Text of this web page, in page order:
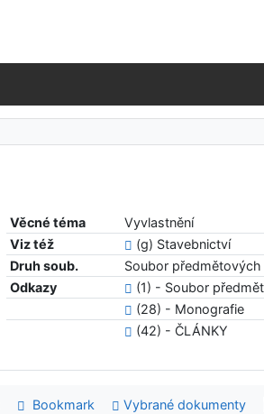
Věcné téma
Vyvlastnění
Viz též
(g) Stavebnictví
Druh soub.
Soubor předmětových
Odkazy
(1) - Soubor
(28) - Monografie
(42) - ČLÁNKY
Bookmark Vybrané dokumenty